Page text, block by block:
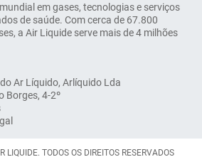
em gases, tecnologias e serviços
de saúde. Com cerca de 67.800
a Air Liquide serve mais de 4 milhões
Ar Líquido, Arlíquido Lda
Borges, 4-2º
TODOS OS DIREITOS RESERVADOS